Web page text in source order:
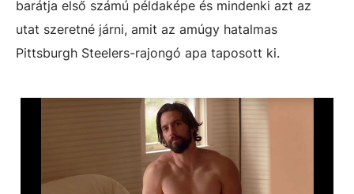
barátja első számú példaképe és mindenki azt az
utat szeretné járni, amit az amúgy hatalmas
Pittsburgh Steelers-rajongó apa taposott ki.